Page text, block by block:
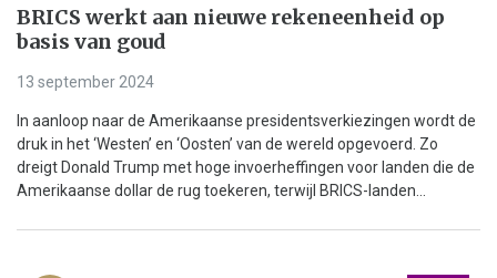
BRICS werkt aan nieuwe rekeneenheid op
basis van goud
13 september 2024
In aanloop naar de Amerikaanse presidentsverkiezingen wordt de
druk in het ‘Westen’ en ‘Oosten’ van de wereld opgevoerd. Zo
dreigt Donald Trump met hoge invoerheffingen voor landen die de
Amerikaanse dollar de rug toekeren, terwijl BRICS-landen...